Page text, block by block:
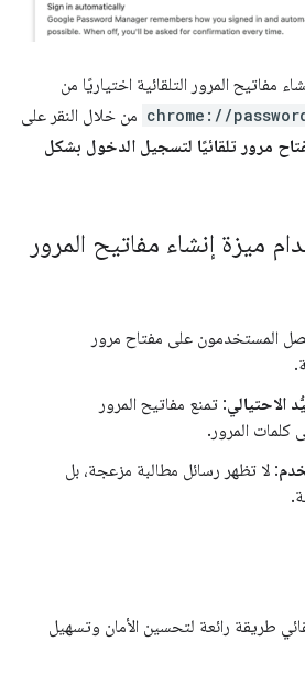
مفاتيح المرور التلقائية اختياريًا من
chrome:// من خلال النقر على
مرور تلقائيًا لتسجيل الدخول بشكل
ميزة إنشاء مفاتيح المرور
المستخدمون على مفتاح مرور
الاحتيالي: تمنع مفاتيح المرور
كلمات المرور.
: لا تظهر رسائل مطالبة مزعجة، بل
طريقة رائعة لتحسين الأمان وتسهيل